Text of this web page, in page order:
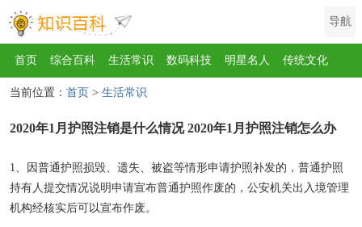
导航
首页 综合百科 生活常识 数码科技 明星名人 传统文化
互联网 健康 影视 美食
运动 游戏 家电 地理 房产 金融 节日 服饰 乐器
歌曲 动物 植物
当前位置： 首页 > 生活常识
2020年1月护照注销是什么情况 2020年1月护照注销怎么办
1、因普通护照损毁、遗失、被盗等情形申请护照补发的，普通护照
持有人提交情况说明申请宣布普通护照作废的，公安机关出入境管理
机构经核实后可以宣布作废。